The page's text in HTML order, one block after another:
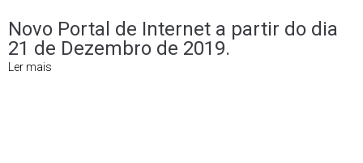
Novo Portal de Internet a partir do dia
21 de Dezembro de 2019.
Ler mais